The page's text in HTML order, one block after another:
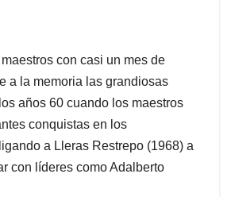
con casi un mes de
a la memoria las grandiosas
años 60 cuando los maestros
conquistas en los
a Lleras Restrepo (1968) a
con líderes como Adalberto